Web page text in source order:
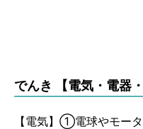
でんき 【電気・電器
【電気】①電球やモー